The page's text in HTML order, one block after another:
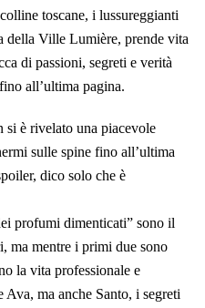
toscane, i lussureggianti
della Ville Lumière, prende vita
di passioni, segreti e verità
all’ultima pagina.
è rivelato una piacevole
sulle spine fino all’ultima
dico solo che è
profumi dimenticati” sono il
ma mentre i primi due sono
la vita professionale e
Ava, ma anche Santo, i segreti